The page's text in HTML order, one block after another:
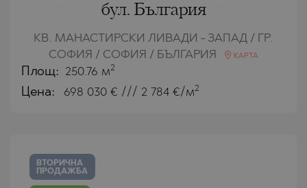
бул. България
КВ. МАНАСТИРСКИ ЛИВАДИ - ЗАПАД / ГР.
СОФИЯ / СОФИЯ / БЪЛГАРИЯ
КАРТА
Площ: 250.76 м2
Цена: 698 030 € /// 2 784 €/м2
ВТОРИЧНА
ПРОДАЖБА